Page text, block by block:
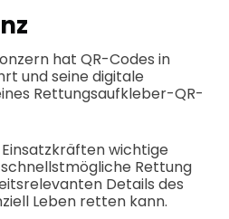
hat QR-Codes in
und seine digitale
Rettungsaufkleber-QR-
wichtige
Rettung
Details des
Leben retten kann.